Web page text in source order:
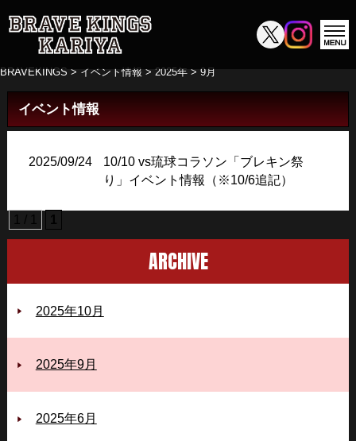
BRAVEKINGS > イベント情報 > 2025年 > 9月
イベント情報
2025/09/24
10/10 vs琉球コラソン「ブレキン祭
り」イベント情報（※10/6追記）
1 / 1
ARCHIVE
2025年10月
2025年9月
2025年6月